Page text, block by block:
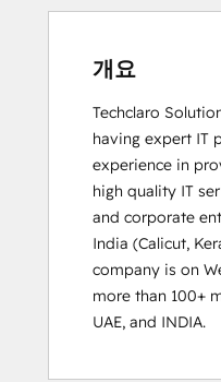
개요
Techclaro
having expert IT
experience in
high quality IT
and corporate
India (Calicut,
company is on
more than 100+
UAE, and INDIA.